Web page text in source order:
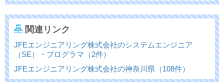
関連リンク
JFEエンジニアリング株式会社のシステムエンジニア
（SE）・プログラマ（2件）
JFEエンジニアリング株式会社の神奈川県（108件）